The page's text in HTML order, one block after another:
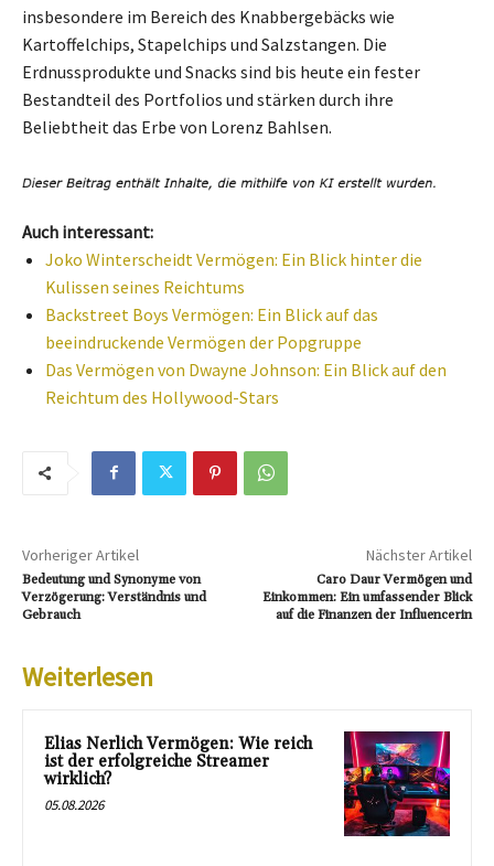
insbesondere im Bereich des Knabbergebäcks wie
Kartoffelchips, Stapelchips und Salzstangen. Die
Erdnussprodukte und Snacks sind bis heute ein fester
Bestandteil des Portfolios und stärken durch ihre
Beliebtheit das Erbe von Lorenz Bahlsen.
Auch interessant:
Joko Winterscheidt Vermögen: Ein Blick hinter die
Kulissen seines Reichtums
Backstreet Boys Vermögen: Ein Blick auf das
beeindruckende Vermögen der Popgruppe
Das Vermögen von Dwayne Johnson: Ein Blick auf den
Reichtum des Hollywood-Stars
Vorheriger Artikel
Bedeutung und Synonyme von
Verzögerung: Verständnis und
Gebrauch
Nächster Artikel
Caro Daur Vermögen und
Einkommen: Ein umfassender Blick
auf die Finanzen der Influencerin
Weiterlesen
Elias Nerlich Vermögen: Wie reich
ist der erfolgreiche Streamer
wirklich?
05.08.2026